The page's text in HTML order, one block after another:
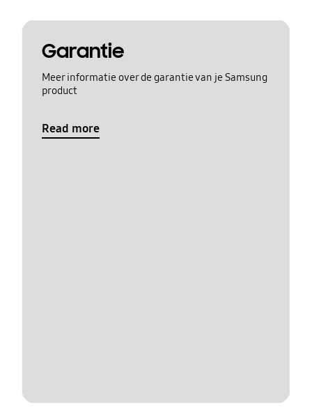
Garantie
Meer informatie over de garantie van je Samsung
product
Read more